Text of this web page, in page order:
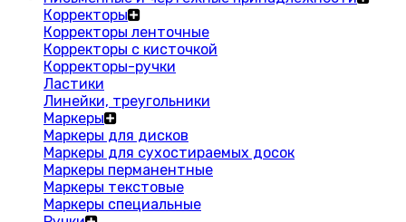
Корректоры
Корректоры ленточные
Корректоры с кисточкой
Корректоры-ручки
Ластики
Линейки, треугольники
Маркеры
Маркеры для дисков
Маркеры для сухостираемых досок
Маркеры перманентные
Маркеры текстовые
Маркеры специальные